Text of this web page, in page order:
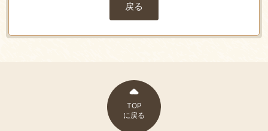
戻る
TOP
に戻る